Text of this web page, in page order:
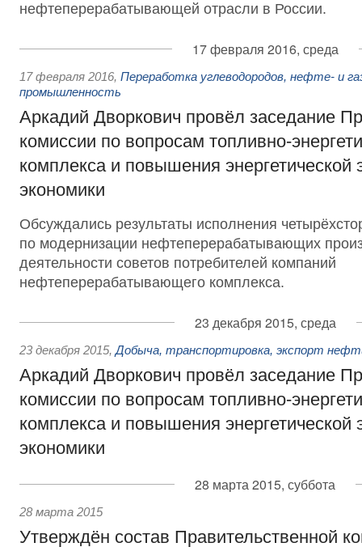
нефтеперерабатывающей отрасли в России.
17 февраля 2016, среда
17 февраля 2016, Переработка углеводородов, нефте- и
промышленность
Аркадий Дворкович провёл заседание
комиссии по вопросам топливно-
комплекса и повышения энергетической
экономики
Обсуждались результаты исполнения
по модернизации нефтеперерабатывающих
деятельности советов потребителей компаний
нефтеперерабатывающего комплекса.
23 декабря 2015, среда
23 декабря 2015, Добыча, транспортировка, экспорт
Аркадий Дворкович провёл заседание
комиссии по вопросам топливно-
комплекса и повышения энергетической
экономики
28 марта 2015, суббота
28 марта 2015
Утверждён состав Правительственной